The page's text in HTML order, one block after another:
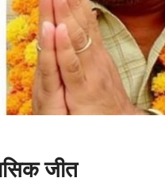
जीत